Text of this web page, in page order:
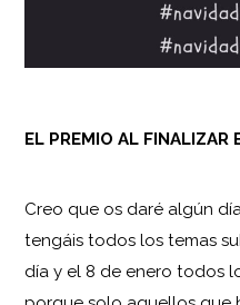
EL PREMIO AL FINALIZAR
Creo que os daré algún
tengáis todos los temas
día y el 8 de enero todos